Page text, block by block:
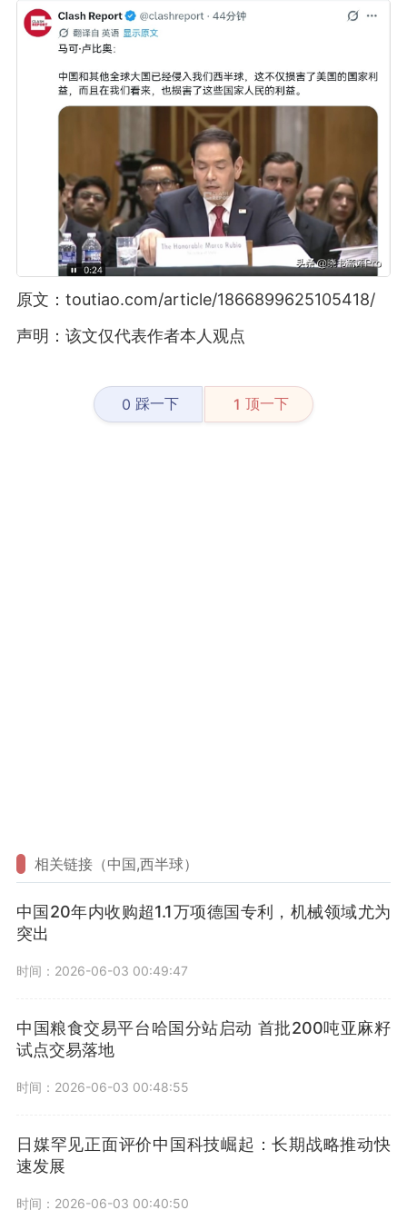
原文：toutiao.com/article/1866899625105418/
声明：该文仅代表作者本人观点
0 踩一下 1 顶一下
相关链接（中国,西半球）
中国20年内收购超1.1万项德国专利，机械领域尤为
突出
时间：2026-06-03 00:49:47
中国粮食交易平台哈国分站启动 首批200吨亚麻籽
试点交易落地
时间：2026-06-03 00:48:55
日媒罕见正面评价中国科技崛起：长期战略推动快
速发展
时间：2026-06-03 00:40:50